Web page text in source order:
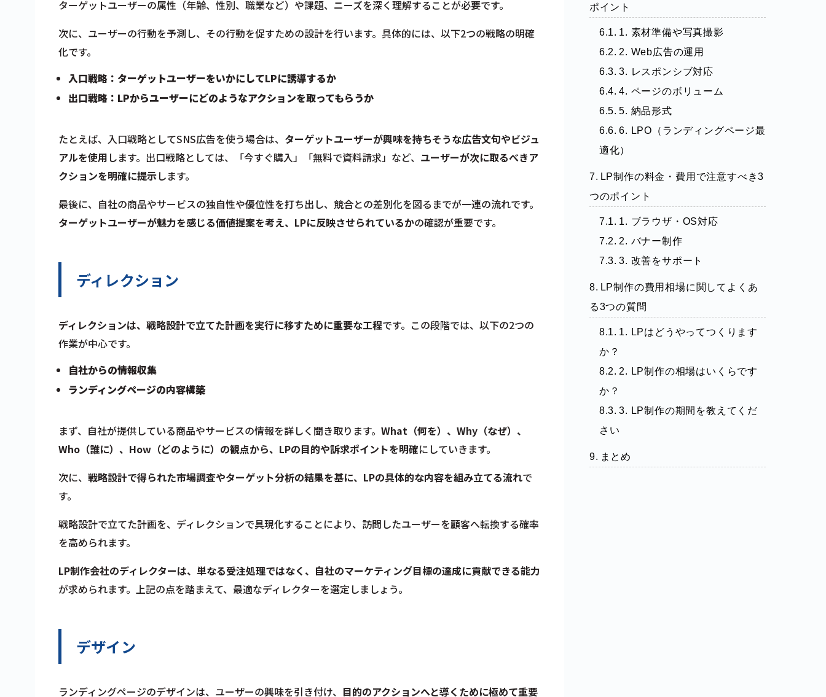
ターゲットユーザーの属性（年齢、性別、職業など）や課題、ニーズを深く理解することが必要です。
次に、ユーザーの行動を予測し、その行動を促すための設計を行います。具体的には、以下2つの戦略の明確
化です。
入口戦略：ターゲットユーザーをいかにしてLPに誘導するか
出口戦略：LPからユーザーにどのようなアクションを取ってもらうか
たとえば、入口戦略としてSNS広告を使う場合は、 ターゲットユーザーが興味を持ちそうな広告文句やビジュ
アルを使用 します。出口戦略としては、「今すぐ購入」「無料で資料請求」など、 ユーザーが次に取るべきア
クションを明確に提示します。
最後に、自社の商品やサービスの独自性や優位性を打ち出し、競合との差別化を図るまでが一連の流れです。
ターゲットユーザーが魅力を感じる価値提案を考え、LPに反映させられているかの確認が重要です。
ディレクション
ディレクションは、戦略設計で立てた計画を実行に移すために重要な工程です。この段階では、以下の2つの
作業が中心です。
自社からの情報収集
ランディングページの内容構築
まず、自社が提供している商品やサービスの情報を詳しく聞き取ります。 What（何を）、Why（なぜ）、
Who（誰に）、How（どのように）の観点から、LPの目的や訴求ポイントを明確にしていきます。
次に、 戦略設計で得られた市場調査やターゲット分析の結果を基に、LPの具体的な内容を組み立てる流れで
す。
戦略設計で立てた計画を、ディレクションで具現化することにより、訪問したユーザーを顧客へ転換する確率
を高められます。
LP制作会社のディレクターは、単なる受注処理ではなく、自社のマーケティング目標の達成に貢献できる能力
が求められます。上記の点を踏まえて、最適なディレクターを選定しましょう。
デザイン
ランディングページのデザインは、ユーザーの興味を引き付け、 目的のアクションへと導くために極めて重要
ポイント
1. 素材準備や写真撮影
2. Web広告の運用
3. レスポンシブ対応
4. ページのボリューム
5. 納品形式
6. LPO（ランディングページ最
適化）
LP制作の料金・費用で注意すべき3
つのポイント
1. ブラウザ・OS対応
2. バナー制作
3. 改善をサポート
LP制作の費用相場に関してよくあ
る3つの質問
1. LPはどうやってつくります
か？
2. LP制作の相場はいくらです
か？
3. LP制作の期間を教えてくだ
さい
まとめ